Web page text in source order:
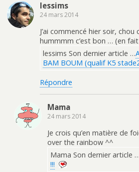
lessims
24 mars 2014
J’ai commencé hier soir,
hummmm c’est bon … (en
lessims Son dernier article …
BAM BOUM (qualif K5
Répondre
Mama
24 mars 2014
Je crois qu’en matière de
over the rainbow ^^
Mama Son dernier article …
!!!